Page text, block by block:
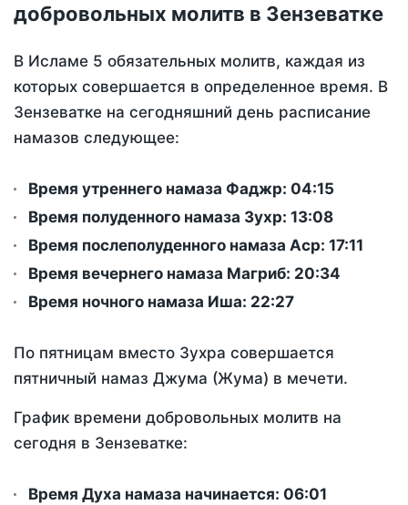
добровольных молитв в Зензеватке
В Исламе 5 обязательных молитв, каждая из
которых совершается в определенное время. В
Зензеватке на сегодняшний день расписание
намазов следующее:
Время утреннего намаза Фаджр: 04:15
Время полуденного намаза Зухр: 13:08
Время послеполуденного намаза Аср: 17:11
Время вечернего намаза Магриб: 20:34
Время ночного намаза Иша: 22:27
По пятницам вместо Зухра совершается
пятничный намаз Джума (Жума) в мечети.
График времени добровольных молитв на
сегодня в Зензеватке:
Время Духа намаза начинается: 06:01